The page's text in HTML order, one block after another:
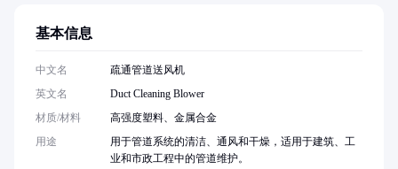
基本信息
中文名
疏通管道送风机
英文名
Duct Cleaning Blower
材质/材料
高强度塑料、金属合金
用途
用于管道系统的清洁、通风和干燥，适用于建筑、工
业和市政工程中的管道维护。